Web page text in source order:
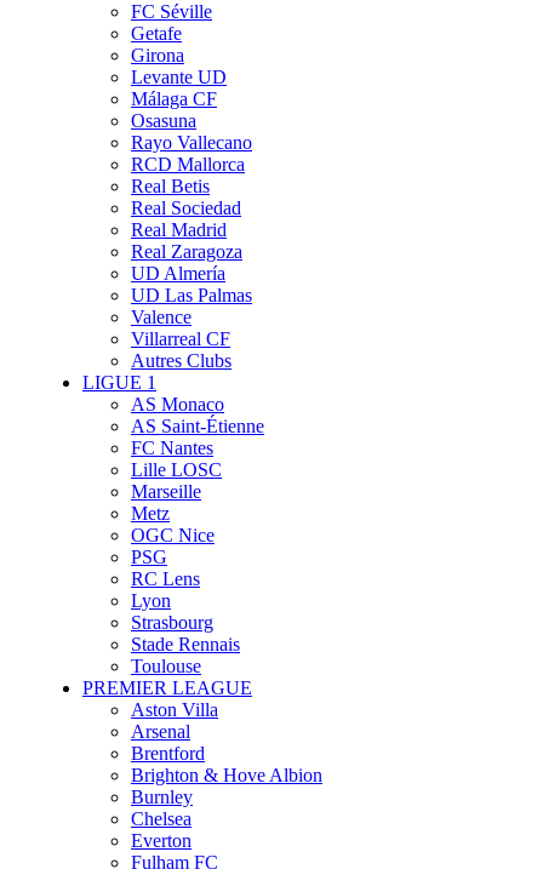
FC Séville
Getafe
Girona
Levante UD
Málaga CF
Osasuna
Rayo Vallecano
RCD Mallorca
Real Betis
Real Sociedad
Real Madrid
Real Zaragoza
UD Almería
UD Las Palmas
Valence
Villarreal CF
Autres Clubs
LIGUE 1
AS Monaco
AS Saint-Étienne
FC Nantes
Lille LOSC
Marseille
Metz
OGC Nice
PSG
RC Lens
Lyon
Strasbourg
Stade Rennais
Toulouse
PREMIER LEAGUE
Aston Villa
Arsenal
Brentford
Brighton & Hove Albion
Burnley
Chelsea
Everton
Fulham FC